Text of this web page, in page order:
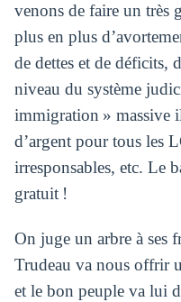
venons de faire un très
plus en plus
de dettes et de déficits,
niveau du système
immigration » massive
d’argent pour tous les
irresponsables, etc. Le
gratuit !
On juge un arbre à ses
Trudeau va nous offrir
et le bon peuple va lui